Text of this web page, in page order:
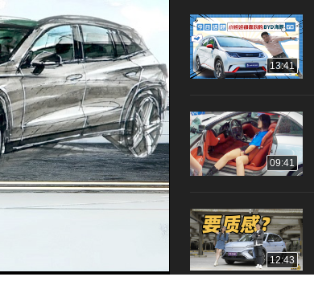
13:41
09:41
12:43